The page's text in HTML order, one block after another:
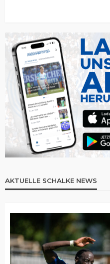
AKTUELLE SCHALKE NEWS